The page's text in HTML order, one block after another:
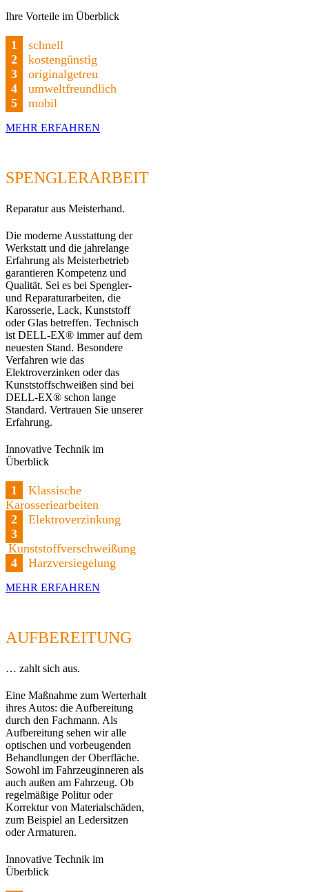
Ihre Vorteile im Überblick
1
schnell
2
kostengünstig
3
originalgetreu
4
umweltfreundlich
5
mobil
MEHR ERFAHREN
SPENGLERARBEIT
Reparatur aus Meisterhand.
Die moderne Ausstattung der
Werkstatt und die jahrelange
Erfahrung als Meisterbetrieb
garantieren Kompetenz und
Qualität. Sei es bei Spengler-
und Reparaturarbeiten, die
Karosserie, Lack, Kunststoff
oder Glas betreffen. Technisch
ist DELL-EX® immer auf dem
neuesten Stand. Besondere
Verfahren wie das
Elektroverzinken oder das
Kunststoffschweißen sind bei
DELL-EX® schon lange
Standard. Vertrauen Sie unserer
Erfahrung.
Innovative Technik im
Überblick
1
Klassische
Karosseriearbeiten
2
Elektroverzinkung
3
Kunststoffverschweißung
4
Harzversiegelung
MEHR ERFAHREN
AUFBEREITUNG
… zahlt sich aus.
Eine Maßnahme zum Werterhalt
ihres Autos: die Aufbereitung
durch den Fachmann. Als
Aufbereitung sehen wir alle
optischen und vorbeugenden
Behandlungen der Oberfläche.
Sowohl im Fahrzeuginneren als
auch außen am Fahrzeug. Ob
regelmäßige Politur oder
Korrektur von Materialschäden,
zum Beispiel an Ledersitzen
oder Armaturen.
Innovative Technik im
Überblick